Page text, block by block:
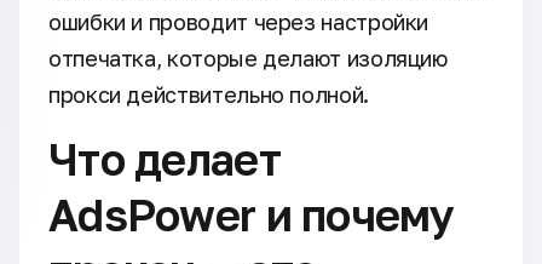
ошибки и проводит через настройки
отпечатка, которые делают изоляцию
прокси действительно полной.
Что делает
AdsPower и почему